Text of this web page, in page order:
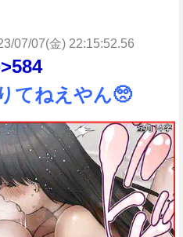
07/07(金) 22:15:52.56
てねえやん🥺